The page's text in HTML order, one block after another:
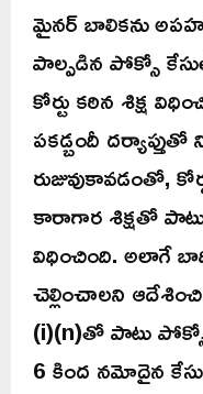
మైనర్ బాలికను
పాల్పడిన పోక్సో
కోర్టు కఠిన శిక్ష
పకడ్బందీ
రుజువుకావడంతో,
కారాగార శిక్షతో
విధించింది. అలాగే
చెల్లించాలని
(i)(n)తో పాటు
6 కింద నమోదైన